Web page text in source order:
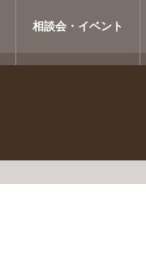
相談会・イベント